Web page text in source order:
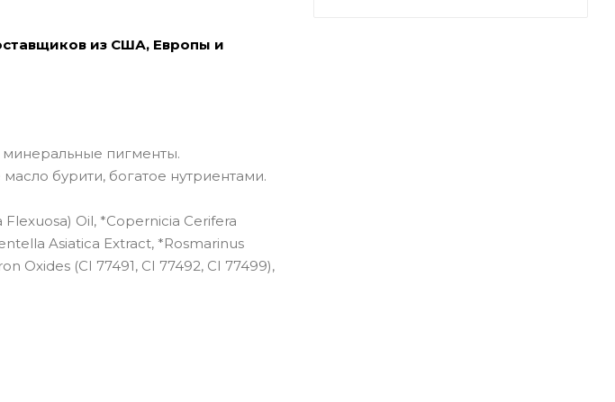
из США, Европы и
пигменты.
бурити, богатое нутриентами.
Oil, *Copernicia Cerifera
Asiatica Extract, *Rosmarinus
Oxides (CI 77491, CI 77492, CI 77499),